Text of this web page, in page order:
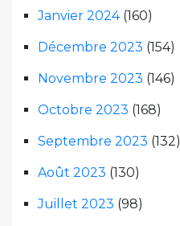
Janvier 2024(160)
Décembre 2023 (154)
Novembre 2023 (146)
Octobre 2023 (168)
Septembre 2023 (132)
Août 2023 (130)
Juillet 2023 (98)